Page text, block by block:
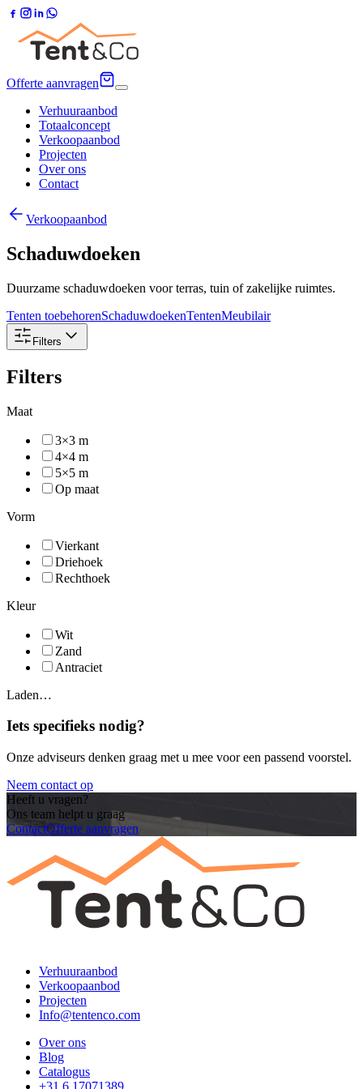
Offerte aanvragen
Verhuuraanbod
Totaalconcept
Verkoopaanbod
Projecten
Over ons
Contact
Verkoopaanbod
Schaduwdoeken
Duurzame schaduwdoeken voor terras, tuin of zakelijke ruimtes.
Tenten toebehorenSchaduwdoekenTentenMeubilair
Filters
Filters
Maat
3×3 m
4×4 m
5×5 m
Op maat
Vorm
Vierkant
Driehoek
Rechthoek
Kleur
Wit
Zand
Antraciet
Laden…
Iets specifieks nodig?
Onze adviseurs denken graag met u mee voor een passend voorstel.
Neem contact op
Heeft u vragen?
Ons team helpt u graag
ContactOfferte aanvragen
Verhuuraanbod
Verkoopaanbod
Projecten
Info@tentenco.com
Over ons
Blog
Catalogus
+31 6 17071389